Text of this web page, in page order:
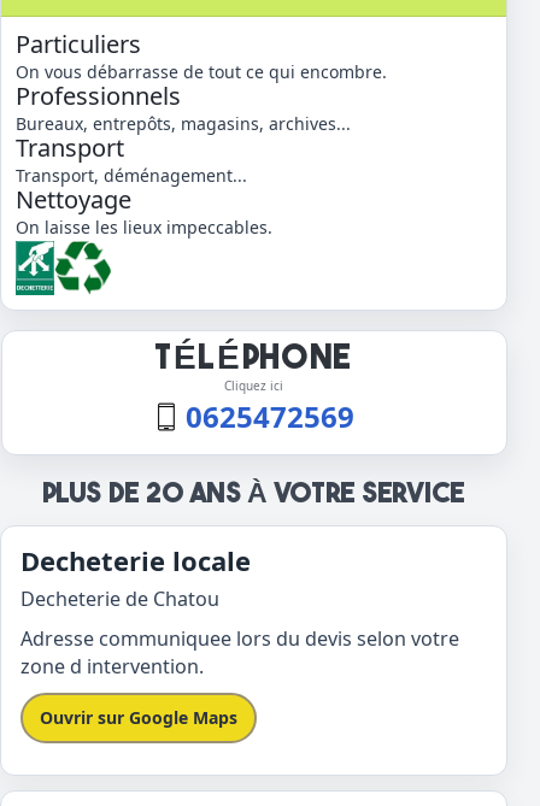
Particuliers
On vous débarrasse de tout ce qui encombre.
Professionnels
Bureaux, entrepôts, magasins, archives...
Transport
Transport, déménagement...
Nettoyage
On laisse les lieux impeccables.
TÉLÉPHONE
Cliquez ici
0625472569
PLUS DE 20 ANS À VOTRE SERVICE
Decheterie locale
Decheterie de Chatou
Adresse communiquee lors du devis selon votre
zone d intervention.
Ouvrir sur Google Maps